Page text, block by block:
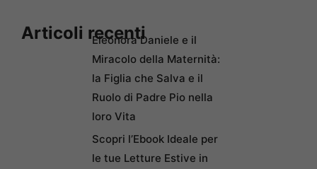
Articoli recentiEleonora Daniele e il
Miracolo della Maternità:
la Figlia che Salva e il
Ruolo di Padre Pio nella
loro Vita
Scopri l’Ebook Ideale per
le tue Letture Estive in